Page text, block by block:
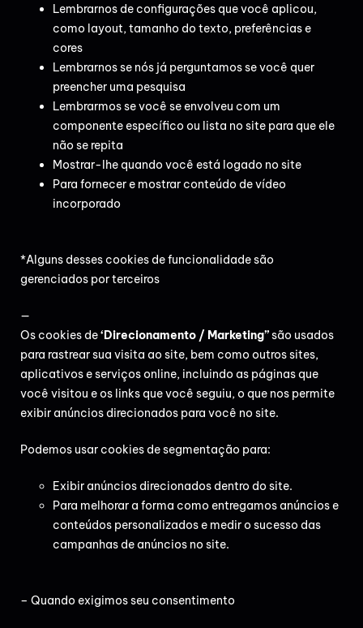
Lembrarnos de configurações que você aplicou,
como layout, tamanho do texto, preferências e
cores
Lembrarnos se nós já perguntamos se você quer
preencher uma pesquisa
Lembrarmos se você se envolveu com um
componente específico ou lista no site para que ele
não se repita
Mostrar-lhe quando você está logado no site
Para fornecer e mostrar conteúdo de vídeo
incorporado
*Alguns desses cookies de funcionalidade são
gerenciados por terceiros
—
Os cookies de‘Direcionamento / Marketing”são usados
para rastrear sua visita ao site, bem como outros sites,
aplicativos e serviços online, incluindo as páginas que
você visitou e os links que você seguiu, o que nos permite
exibir anúncios direcionados para você no site.
Podemos usar cookies de segmentação para:
Exibir anúncios direcionados dentro do site.
Para melhorar a forma como entregamos anúncios e
conteúdos personalizados e medir o sucesso das
campanhas de anúncios no site.
– Quando exigimos seu consentimento